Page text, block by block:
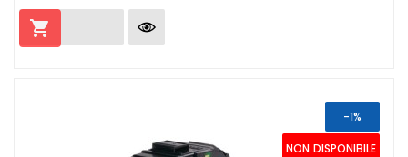

NON DISPONIBILE
-1%